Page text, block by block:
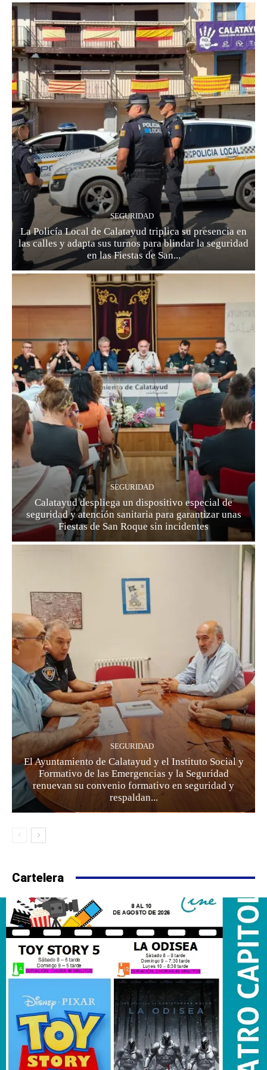
SEGURIDAD
La Policía Local de Calatayud triplica su presencia en
las calles y adapta sus turnos para blindar la seguridad
en las Fiestas de San...
SEGURIDAD
Calatayud despliega un dispositivo especial de
seguridad y atención sanitaria para garantizar unas
Fiestas de San Roque sin incidentes
SEGURIDAD
El Ayuntamiento de Calatayud y el Instituto Social y
Formativo de las Emergencias y la Seguridad
renuevan su convenio formativo en seguridad y
respaldan...
Cartelera